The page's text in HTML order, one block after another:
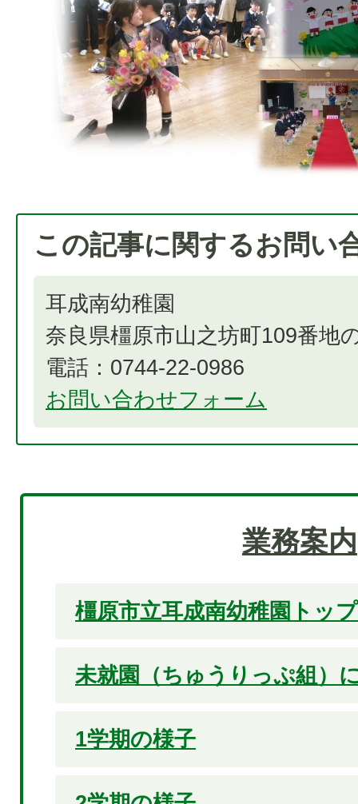
この記事に関するお問い
耳成南幼稚園
奈良県橿原市山之坊町109番地
電話：0744-22-0986
お問い合わせフォーム
業務案内
橿原市立耳成南幼稚園トッ
未就園（ちゅうりっぷ組）
1学期の様子